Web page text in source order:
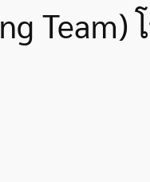
Team) โ